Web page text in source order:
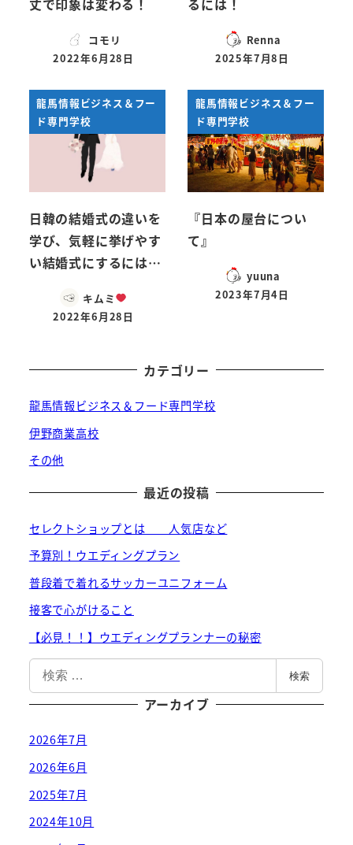
丈で印象は変わる！
コモリ
投稿日
2022年6月28日
るには！
Renna
投稿日
2025年7月8日
龍馬情報ビジネス＆フー
ド専門学校
日韓の結婚式の違いを
学び、気軽に挙げやす
い結婚式にするには…
キムミ
投稿日
2022年6月28日
龍馬情報ビジネス＆フー
ド専門学校
『日本の屋台につい
て』
yuuna
投稿日
2023年7月4日
カテゴリー
龍馬情報ビジネス＆フード専門学校
伊野商業高校
その他
最近の投稿
セレクトショップとは 人気店など
予算別！ウエディングプラン
普段着で着れるサッカーユニフォーム
接客で心がけること
【必見！！】ウエディングプランナーの秘密
索
検索
アーカイブ
2026年7月
2026年6月
2025年7月
2024年10月